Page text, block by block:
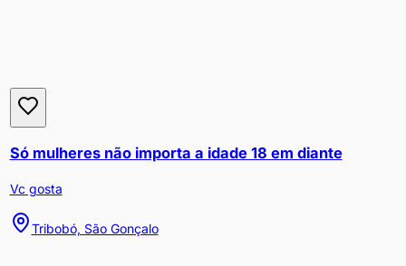
Só mulheres não importa a idade 18 em diante
Vc gosta
Tribobó, São Gonçalo